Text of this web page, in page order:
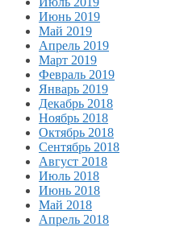
Июнь 2019
Май 2019
Апрель 2019
Март 2019
Февраль 2019
Январь 2019
Декабрь 2018
Ноябрь 2018
Октябрь 2018
Сентябрь 2018
Август 2018
Июль 2018
Июнь 2018
Май 2018
Апрель 2018